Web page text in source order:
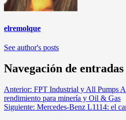
elremolque
See author's posts
Navegación de entradas
Anterior: FPT Industrial y All Pumps
rendimiento para minería y Oil & Gas
Siguiente: Mercedes-Benz L1114: el